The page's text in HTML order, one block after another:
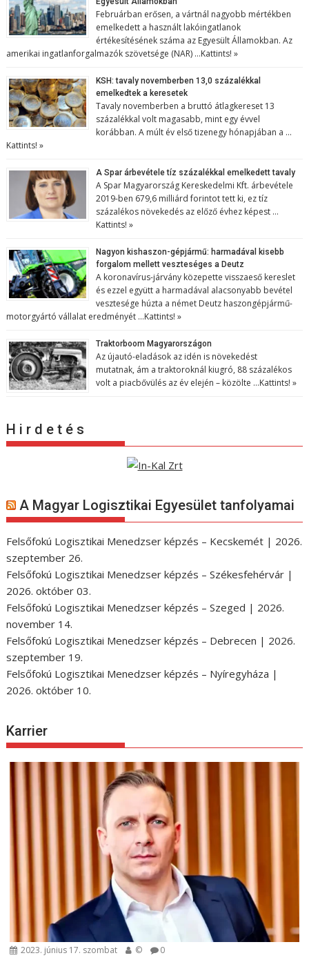
Februárban erősen, a vártnál nagyobb mértékben
emelkedett a használt lakóingatlanok
értékesítésének száma az Egyesült Államokban. Az
amerikai ingatlanforgalmazók szövetsége (NAR) …Kattints! »
KSH: tavaly novemberben 13,0 százalékkal
emelkedtek a keresetek
Tavaly novemberben a bruttó átlagkereset 13
százalékkal volt magasabb, mint egy évvel
korábban. A múlt év első tizenegy hónapjában a …
Kattints! »
A Spar árbevétele tíz százalékkal emelkedett tavaly
A Spar Magyarország Kereskedelmi Kft. árbevétele
2019-ben 679,6 milliárd forintot tett ki, ez tíz
százalékos növekedés az előző évhez képest …
Kattints! »
Nagyon kishaszon-gépjármű: harmadával kisebb
forgalom mellett veszteséges a Deutz
A koronavírus-járvány közepette visszaeső kereslet
és ezzel együtt a harmadával alacsonyabb bevétel
vesztesége húzta a német Deutz haszongépjármű-
motorgyártó vállalat eredményét …Kattints! »
Traktorboom Magyarországon
Az újautó-eladások az idén is növekedést
mutatnak, ám a traktoroknál kiugró, 88 százalékos
volt a piacbővülés az év elején – közölte …Kattints! »
H i r d e t é s
A Magyar Logisztikai Egyesület tanfolyamai
Felsőfokú Logisztikai Menedzser képzés – Kecskemét | 2026.
szeptember 26.
Felsőfokú Logisztikai Menedzser képzés – Székesfehérvár |
2026. október 03.
Felsőfokú Logisztikai Menedzser képzés – Szeged | 2026.
november 14.
Felsőfokú Logisztikai Menedzser képzés – Debrecen | 2026.
szeptember 19.
Felsőfokú Logisztikai Menedzser képzés – Nyíregyháza |
2026. október 10.
Karrier
2023. június 17. szombat © 0